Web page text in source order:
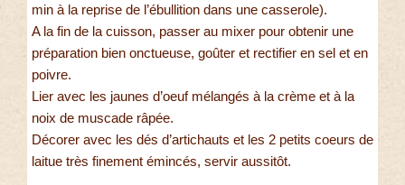
min à la reprise de l’ébullition dans une casserole).
A la fin de la cuisson, passer au mixer pour obtenir une
préparation bien onctueuse, goûter et rectifier en sel et en
poivre.
Lier avec les jaunes d’oeuf mélangés à la crème et à la
noix de muscade râpée.
Décorer avec les dés d’artichauts et les 2 petits coeurs de
laitue très finement émincés, servir aussitôt.